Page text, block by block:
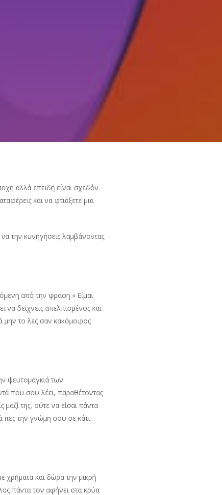
αλλά επειδή είναι σχεδόν
και να φτιάξετε μια
την κυνηγήσεις λαμβάνοντας
από την φράση « Είμαι
να δείχνεις απελπισμένος και
μην το λες σαν κακόμοιρος
ψευτομαγκιά των
που σου λέει, παραθέτοντας
της, ούτε να είσαι πάντα
πες την γνώμη σου σε κάτι
χρήματα και δώρα την μικρή
πάντα τον αφήνει στα κρύα